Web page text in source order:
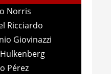
Norris
Ricciardo
Giovinazzi
Pérez